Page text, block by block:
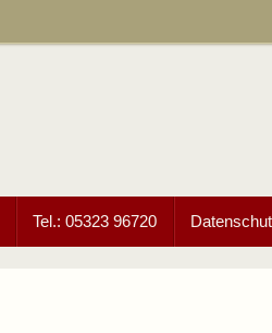
Tel.: 05323 96720